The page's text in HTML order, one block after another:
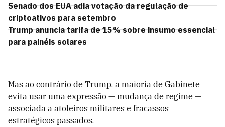
Senado dos EUA adia votação da regulação de
criptoativos para setembro
Trump anuncia tarifa de 15% sobre insumo essencial
para painéis solares
Mas ao contrário de Trump, a maioria de Gabinete
evita usar uma expressão — mudança de regime —
associada a atoleiros militares e fracassos
estratégicos passados.